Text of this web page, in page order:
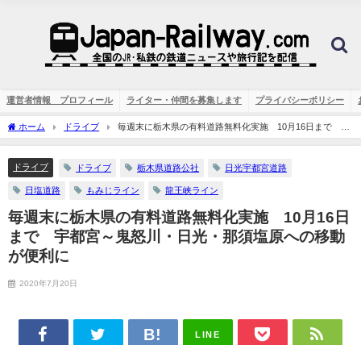
運営者情報 プロフィール ライター・仲間を募集します プライバシーポリシー
ホーム ドライブ
毎週末に栃木県の有料道路無料化実施 10月16日まで 宇
都宮～鬼怒川・日光・那須塩原への移動が便利に
ドライブ ドライブ 栃木県道路公社 日光宇都宮道路
日塩道路 もみじライン 龍王峡ライン
毎週末に栃木県の有料道路無料化実施 10月16日
まで 宇都宮～鬼怒川・日光・那須塩原への移動
が便利に
2020年7月20日
LINE